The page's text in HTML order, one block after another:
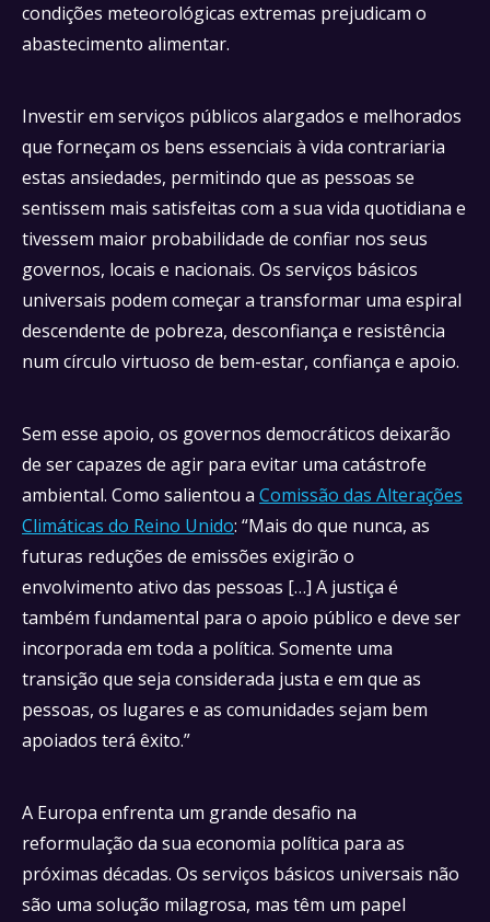
condições meteorológicas extremas prejudicam o
abastecimento alimentar.
Investir em serviços públicos alargados e melhorados
que forneçam os bens essenciais à vida contrariaria
estas ansiedades, permitindo que as pessoas se
sentissem mais satisfeitas com a sua vida quotidiana e
tivessem maior probabilidade de confiar nos seus
governos, locais e nacionais. Os serviços básicos
universais podem começar a transformar uma espiral
descendente de pobreza, desconfiança e resistência
num círculo virtuoso de bem-estar, confiança e apoio.
Sem esse apoio, os governos democráticos deixarão
de ser capazes de agir para evitar uma catástrofe
ambiental. Como salientou a Comissão das Alterações
Climáticas do Reino Unido: “Mais do que nunca, as
futuras reduções de emissões exigirão o
envolvimento ativo das pessoas […] A justiça é
também fundamental para o apoio público e deve ser
incorporada em toda a política. Somente uma
transição que seja considerada justa e em que as
pessoas, os lugares e as comunidades sejam bem
apoiados terá êxito.”
A Europa enfrenta um grande desafio na
reformulação da sua economia política para as
próximas décadas. Os serviços básicos universais não
são uma solução milagrosa, mas têm um papel